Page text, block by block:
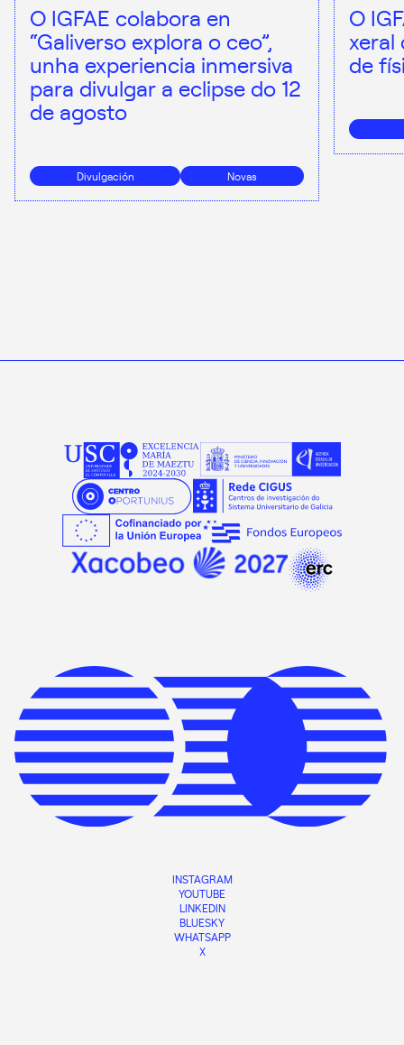
O IGFAE colabora en
“Galiverso explora o ceo”,
unha experiencia inmersiva
para divulgar a eclipse do 12
de agosto
Divulgación Novas
O
xeral
de
INSTAGRAM
YOUTUBE
LINKEDIN
BLUESKY
WHATSAPP
X